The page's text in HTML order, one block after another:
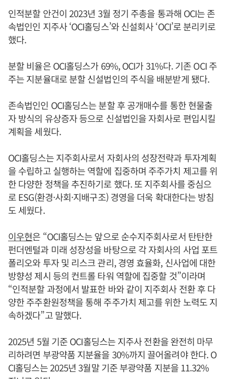
인적분할 안건이 2023년 3월 정기 주총을 통과해 OCI는 존
속법인인 지주사 ‘OCI홀딩스’와 신설회사 ‘OCI’로 분리키로
했다.
분할 비율은 OCI홀딩스가 69%, OCI가 31%다. 기존 OCI 주
주는 지분율대로 분할 신설법인의 주식을 배분받게 됐다.
존속법인인 OCI홀딩스는 분할 후 공개매수를 통한 현물출
자 방식의 유상증자 등으로 신설법인을 자회사로 편입시킬
계획을 세웠다.
OCI홀딩스는 지주회사로서 자회사의 성장전략과 투자계획
을 수립하고 실행하는 역할에 집중하며 주주가치 제고를 위
한 다양한 정책을 추진하기로 했다. 또 지주회사를 중심으
로 ESG(환경·사회·지배구조) 경영을 더욱 확대한다는 방침
도 세웠다.
이우현은 “OCI홀딩스는 앞으로 순수지주회사로서 탄탄한
펀더멘털과 미래 성장성을 바탕으로 각 자회사의 사업 포트
폴리오와 투자 및 리스크 관리, 경영 효율화, 신사업에 대한
방향성 제시 등의 컨트롤 타워 역할에 집중할 것”이라며
“인적분할 과정에서 발표한 바와 같이 지주회사 전환 후 다
양한 주주환원정책을 통해 주주가치 제고를 위한 노력도 지
속하겠다”고 말했다.
2025년 5월 기준 OCI홀딩스는 지주사 전환을 완전히 마무
리하려면 부광약품 지분율을 30%까지 끌어올려야 한다. O
CI홀딩스는 2025년 3월말 기준 부광약품 지분을 11.32%